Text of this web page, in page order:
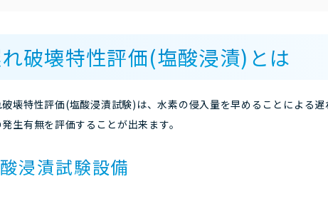
破壊特性評価(塩酸浸漬)とは
破壊特性評価(塩酸浸漬試験)は、水素の侵入量を早めることによる
生有無を評価することが出来ます。
浸漬試験設備